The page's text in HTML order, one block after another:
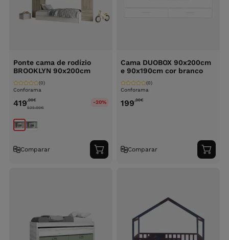
Ponte cama de rodízio
BROOKLYN 90x200cm
Conforama
(0)
419,00€
525.00€
-20%
Comparar
Adicionar
ao
Cama DUOBOX 90x200cm
e 90x190cm cor branco
Conforama
(0)
199,00€
Comparar
ao